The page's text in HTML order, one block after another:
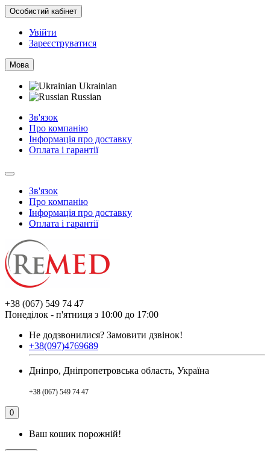
Особистий кабінет
Увійти
Зареєструватися
Мова
Ukrainian
Russian
Зв'язок
Про компанію
Інформація про доставку
Оплата і гарантії
Зв'язок
Про компанію
Інформація про доставку
Оплата і гарантії
+38 (067) 549 74 47
Понеділок - п'ятниця з 10:00 до 17:00
Не додзвонилися? Замовити дзвінок!
+38(097)4769689
Дніпро, Дніпропетровська область, Україна
+38 (067) 549 74 47
0
Ваш кошик порожній!